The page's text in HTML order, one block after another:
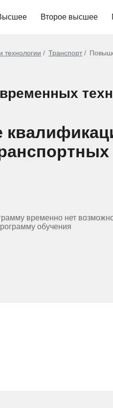
Второе высшее
технологии Транспорт
временно нет
обучения